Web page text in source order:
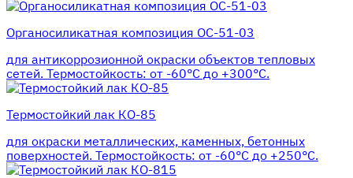
Органосиликатная композиция ОС-51-03
для антикоррозионной окраски объектов тепловых
сетей. Термостойкость: от -60°С до +300°С.
Термостойкий лак КО-85
для окраски металлических, каменных, бетонных
поверхностей. Термостойкость: от -60°С до +250°С.